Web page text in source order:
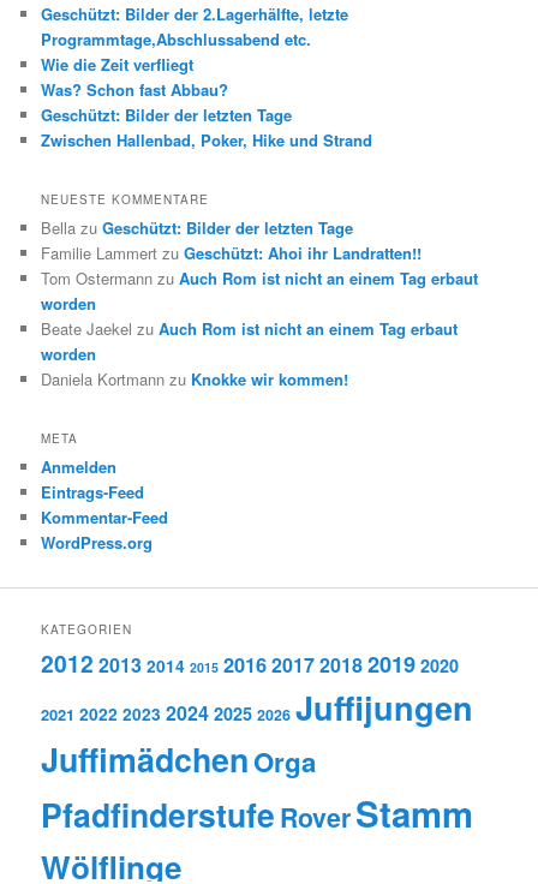
Geschützt: Bilder der 2.Lagerhälfte, letzte
Programmtage,Abschlussabend etc.
Wie die Zeit verfliegt
Was? Schon fast Abbau?
Geschützt: Bilder der letzten Tage
Zwischen Hallenbad, Poker, Hike und Strand
NEUESTE KOMMENTARE
Bella zuGeschützt: Bilder der letzten Tage
Familie Lammert zuGeschützt: Ahoi ihr Landratten!!
Tom Ostermann zuAuch Rom ist nicht an einem Tag erbaut
worden
Beate Jaekel zuAuch Rom ist nicht an einem Tag erbaut
worden
Daniela Kortmann zu Knokke wir kommen!
META
Anmelden
Eintrags-Feed
Kommentar-Feed
WordPress.org
KATEGORIEN
2012 2013 2014 2015 2016201720182019 2020
2021 2022 2023 2024 2025 2026 Juffijungen
JuffimädchenOrga
PfadfinderstufeRoverStamm
Wölflinge